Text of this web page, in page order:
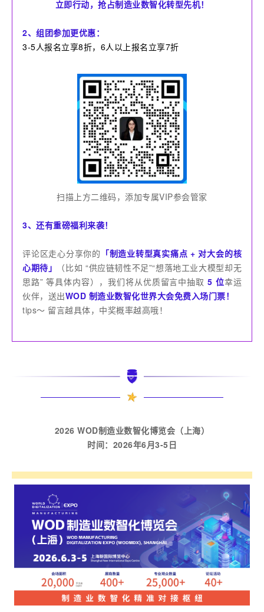
立即行动，抢占制造业数智化转型先机！
2、组团参加更优惠：
3-5人报名立享8折，6人以上报名立享7折
扫描上方二维码，添加专属VIP参会管家
3、还有重磅福利来袭！
评论区走心分享你的 「制造业转型真实痛点 + 对大会的核
心期待」
（比如 “供应链韧性不足”“想落地工业大模型却无
思路” 等具体内容），我们将从优质留言中抽取 5 位幸运
伙伴，送出WOD 制造业数智化世界大会免费入场门票！
tips～ 留言越具体，中奖概率越高哦！
2026 WOD制造业数智化博览会（上海）
时间：2026年6月3-5日